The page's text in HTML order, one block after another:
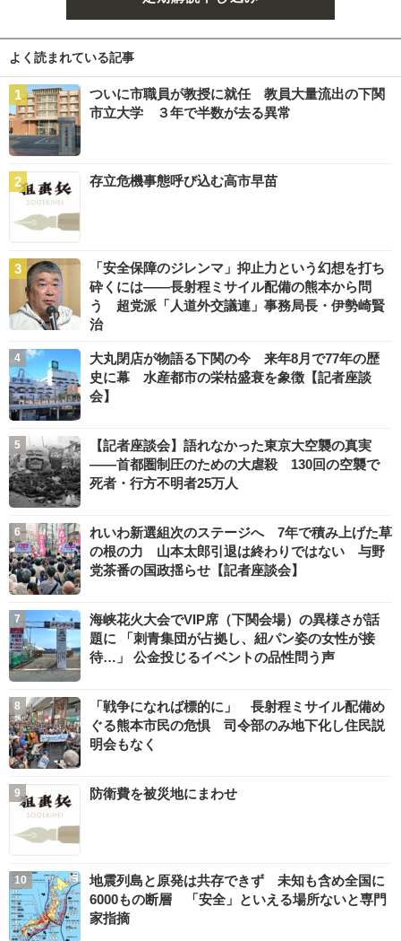
よく読まれている記事
ついに市職員が教授に就任 教員大量流出の下関
市立大学 ３年で半数が去る異常
存立危機事態呼び込む高市早苗
「安全保障のジレンマ」抑止力という幻想を打ち
砕くには――長射程ミサイル配備の熊本から問
う 超党派「人道外交議連」事務局長・伊勢崎賢
治
大丸閉店が物語る下関の今 来年8月で77年の歴
史に幕 水産都市の栄枯盛衰を象徴【記者座談
会】
【記者座談会】語れなかった東京大空襲の真実
――首都圏制圧のための大虐殺 130回の空襲で
死者・行方不明者25万人
れいわ新選組次のステージへ 7年で積み上げた草
の根の力 山本太郎引退は終わりではない 与野
党茶番の国政揺らせ【記者座談会】
海峡花火大会でVIP席（下関会場）の異様さが話
題に 「刺青集団が占拠し、紐パン姿の女性が接
待…」 公金投じるイベントの品性問う声
「戦争になれば標的に」 長射程ミサイル配備め
ぐる熊本市民の危惧 司令部のみ地下化し住民説
明会もなく
防衛費を被災地にまわせ
地震列島と原発は共存できず 未知も含め全国に
6000もの断層 「安全」といえる場所ないと専門
家指摘